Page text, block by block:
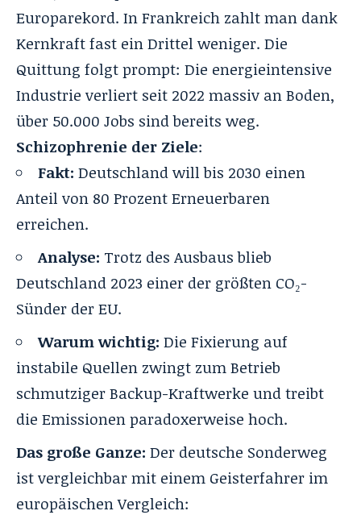
Europarekord. In Frankreich zahlt man dank
Kernkraft fast ein Drittel weniger. Die
Quittung folgt prompt: Die energieintensive
Industrie verliert seit 2022 massiv an Boden,
über 50.000 Jobs sind bereits weg.
Schizophrenie der Ziele:
Fakt: Deutschland will bis 2030 einen
Anteil von 80 Prozent Erneuerbaren
erreichen.
Analyse: Trotz des Ausbaus blieb
Deutschland 2023 einer der größten CO₂-
Sünder der EU.
Warum wichtig: Die Fixierung auf
instabile Quellen zwingt zum Betrieb
schmutziger Backup-Kraftwerke und treibt
die Emissionen paradoxerweise hoch.
Das große Ganze: Der deutsche Sonderweg
ist vergleichbar mit einem Geisterfahrer im
europäischen Vergleich: